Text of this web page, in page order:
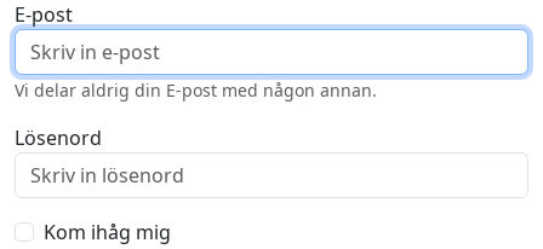
E-post
Vi delar aldrig din E-post med någon annan.
Lösenord
Kom ihåg mig